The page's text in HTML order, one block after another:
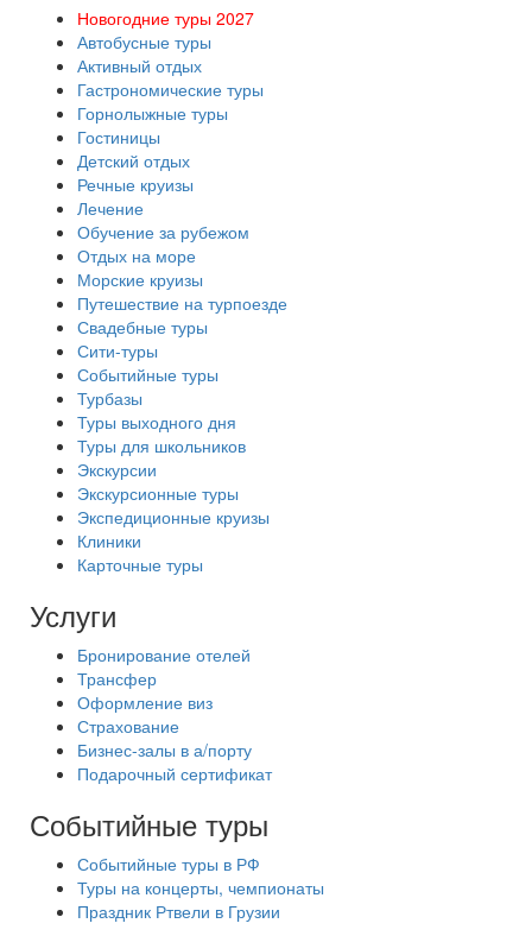
Новогодние туры 2027
Автобусные туры
Активный отдых
Гастрономические туры
Горнолыжные туры
Гостиницы
Детский отдых
Речные круизы
Лечение
Обучение за рубежом
Отдых на море
Морские круизы
Путешествие на турпоезде
Свадебные туры
Сити-туры
Событийные туры
Турбазы
Туры выходного дня
Туры для школьников
Экскурсии
Экскурсионные туры
Экспедиционные круизы
Клиники
Карточные туры
Услуги
Бронирование отелей
Трансфер
Оформление виз
Страхование
Бизнес-залы в а/порту
Подарочный сертификат
Событийные туры
Событийные туры в РФ
Туры на концерты, чемпионаты
Праздник Ртвели в Грузии